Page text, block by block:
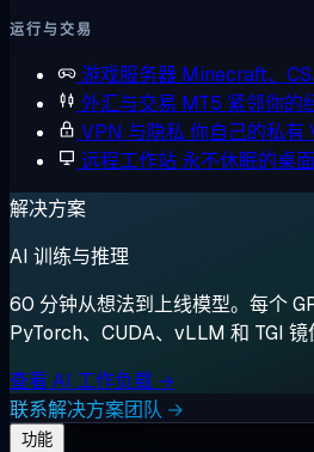
运行与交易
游戏服务器 Minecraft、
外汇与交易 MT5 紧邻你的
VPN 与隐私 你自己的私有
远程工作站 永不休眠的桌面
解决方案
AI 训练与推理
60 分钟从想法到上线模型。每个
PyTorch、CUDA、vLLM 和 TGI 镜
查看 AI 工作负载 →
联系解决方案团队 →